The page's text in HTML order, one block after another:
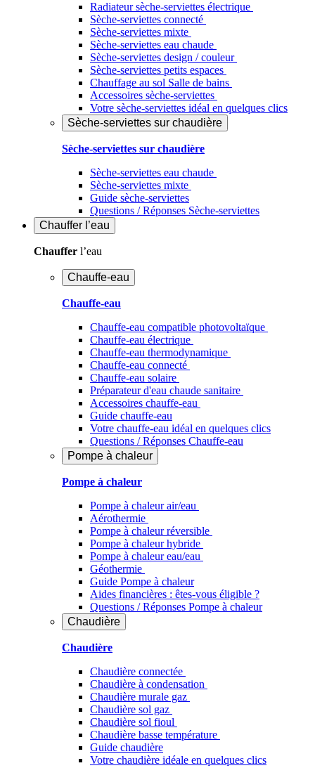
Radiateur sèche-serviettes électrique
Sèche-serviettes connecté
Sèche-serviettes mixte
Sèche-serviettes eau chaude
Sèche-serviettes design / couleur
Sèche-serviettes petits espaces
Chauffage au sol Salle de bains
Accessoires sèche-serviettes
Votre sèche-serviettes idéal en quelques clics
Sèche-serviettes sur chaudière
Sèche-serviettes sur chaudière
Sèche-serviettes eau chaude
Sèche-serviettes mixte
Guide sèche-serviettes
Questions / Réponses Sèche-serviettes
Chauffer l’eau
Chauffer l’eau
Chauffe-eau
Chauffe-eau
Chauffe-eau compatible photovoltaïque
Chauffe-eau électrique
Chauffe-eau thermodynamique
Chauffe-eau connecté
Chauffe-eau solaire
Préparateur d'eau chaude sanitaire
Accessoires chauffe-eau
Guide chauffe-eau
Votre chauffe-eau idéal en quelques clics
Questions / Réponses Chauffe-eau
Pompe à chaleur
Pompe à chaleur
Pompe à chaleur air/eau
Aérothermie
Pompe à chaleur réversible
Pompe à chaleur hybride
Pompe à chaleur​ eau/eau
Géothermie
Guide Pompe à chaleur
Aides financières : êtes-vous éligible ?
Questions / Réponses Pompe à chaleur
Chaudière
Chaudière
Chaudière connectée
Chaudière à condensation
Chaudière murale gaz
Chaudière sol gaz
Chaudière sol fioul
Chaudière basse température
Guide chaudière
Votre chaudière idéale en quelques clics